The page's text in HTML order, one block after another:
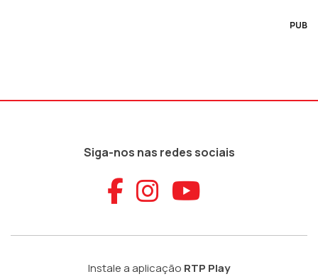
PUB
Siga-nos nas redes sociais
Aceder ao
Aceder ao
Aceder
Instale a aplicação RTP Play